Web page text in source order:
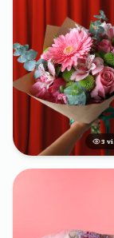
3